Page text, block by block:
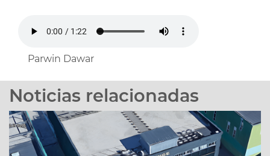
Parwin Dawar
Noticias relacionadas